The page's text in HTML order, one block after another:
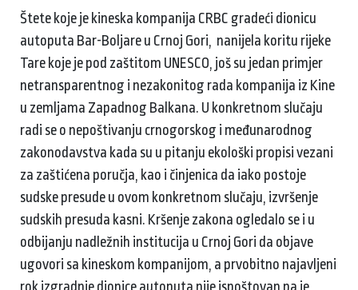
Štete koje je kineska kompanija CRBC gradeći dionicu
autoputa Bar-Boljare u Crnoj Gori, nanijela koritu rijeke
Tare koje je pod zaštitom UNESCO, još su jedan primjer
netransparentnog i nezakonitog rada kompanija iz Kine
u zemljama Zapadnog Balkana. U konkretnom slučaju
radi se o nepoštivanju crnogorskog i međunarodnog
zakonodavstva kada su u pitanju ekološki propisi vezani
za zaštićena poručja, kao i činjenica da iako postoje
sudske presude u ovom konkretnom slučaju, izvršenje
sudskih presuda kasni. Kršenje zakona ogledalo se i u
odbijanju nadležnih institucija u Crnoj Gori da objave
ugovori sa kineskom kompanijom, a prvobitno najavljeni
rok izgradnje dionice autoputa nije ispoštovan pa je